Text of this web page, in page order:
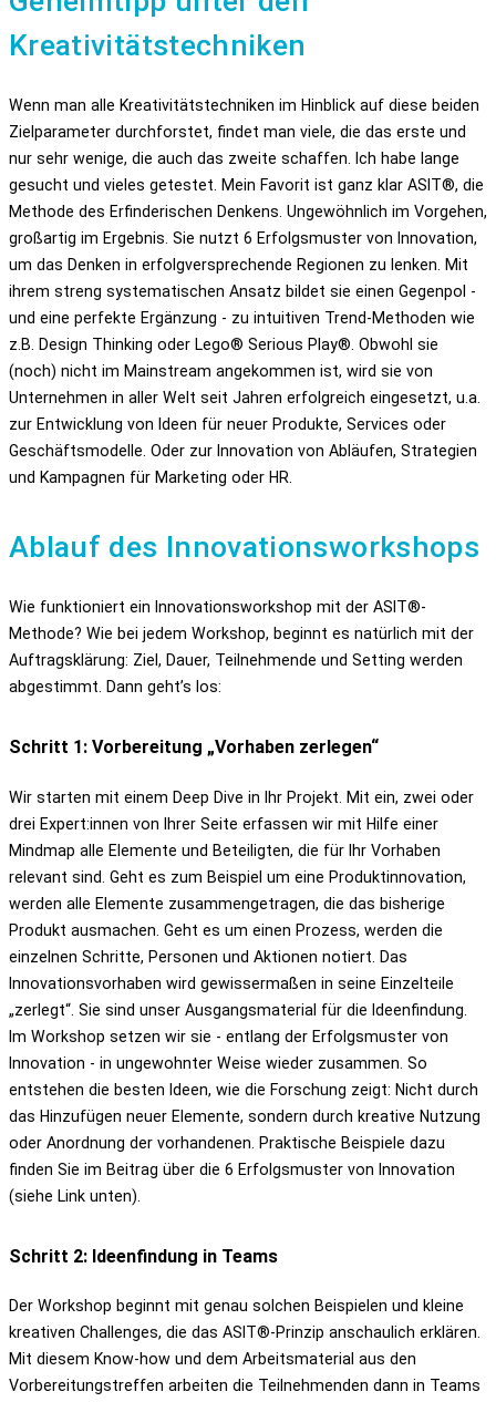
Kreativitätstechniken
Wenn man alle Kreativitätstechniken im Hinblick auf diese beiden
Zielparameter durchforstet, findet man viele, die das erste und
nur sehr wenige, die auch das zweite schaffen. Ich habe lange
gesucht und vieles getestet. Mein Favorit ist ganz klar ASIT®, die
Methode des Erfinderischen Denkens. Ungewöhnlich im Vorgehen,
großartig im Ergebnis. Sie nutzt 6 Erfolgsmuster von Innovation,
um das Denken in erfolgversprechende Regionen zu lenken. Mit
ihrem streng systematischen Ansatz bildet sie einen Gegenpol -
und eine perfekte Ergänzung - zu intuitiven Trend-Methoden wie
z.B. Design Thinking oder Lego® Serious Play®. Obwohl sie
(noch) nicht im Mainstream angekommen ist, wird sie von
Unternehmen in aller Welt seit Jahren erfolgreich eingesetzt, u.a.
zur Entwicklung von Ideen für neuer Produkte, Services oder
Geschäftsmodelle. Oder zur Innovation von Abläufen, Strategien
und Kampagnen für Marketing oder HR.
Ablauf des Innovationsworkshops
Wie funktioniert ein Innovationsworkshop mit der ASIT®-
Methode? Wie bei jedem Workshop, beginnt es natürlich mit der
Auftragsklärung: Ziel, Dauer, Teilnehmende und Setting werden
abgestimmt. Dann geht’s los:
Schritt 1: Vorbereitung „Vorhaben zerlegen“
Wir starten mit einem Deep Dive in Ihr Projekt. Mit ein, zwei oder
drei Expert:innen von Ihrer Seite erfassen wir mit Hilfe einer
Mindmap alle Elemente und Beteiligten, die für Ihr Vorhaben
relevant sind. Geht es zum Beispiel um eine Produktinnovation,
werden alle Elemente zusammengetragen, die das bisherige
Produkt ausmachen. Geht es um einen Prozess, werden die
einzelnen Schritte, Personen und Aktionen notiert. Das
Innovationsvorhaben wird gewissermaßen in seine Einzelteile
„zerlegt“. Sie sind unser Ausgangsmaterial für die Ideenfindung.
Im Workshop setzen wir sie - entlang der Erfolgsmuster von
Innovation - in ungewohnter Weise wieder zusammen. So
entstehen die besten Ideen, wie die Forschung zeigt: Nicht durch
das Hinzufügen neuer Elemente, sondern durch kreative Nutzung
oder Anordnung der vorhandenen. Praktische Beispiele dazu
finden Sie im Beitrag über die 6 Erfolgsmuster von Innovation
(siehe Link unten).
Schritt 2: Ideenfindung in Teams
Der Workshop beginnt mit genau solchen Beispielen und kleine
kreativen Challenges, die das ASIT®-Prinzip anschaulich erklären.
Mit diesem Know-how und dem Arbeitsmaterial aus den
Vorbereitungstreffen arbeiten die Teilnehmenden dann in Teams